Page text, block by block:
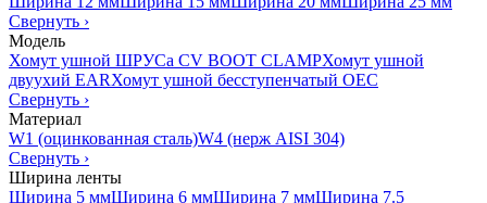
Свернуть ›
Модель
Хомут ушной ШРУСа CV BOOT CLAMPХомут ушной
двуухий EARХомут ушной бесступенчатый OEC
Свернуть ›
Материал
W1 (оцинкованная сталь)W4 (нерж AISI 304)
Свернуть ›
Ширина ленты
Ширина 5 ммШирина 6 ммШирина 7 ммШирина 7.5